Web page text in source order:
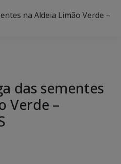
na Aldeia Limão Verde –
das sementes
Verde –